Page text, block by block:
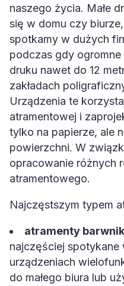
naszego życia. Małe
się w domu czy
spotkamy w dużych
podczas gdy
druku nawet do 12
zakładach
Urządzenia te
atramentowej i
tylko na papierze, ale
powierzchni. W
opracowanie różnych
atramentowego.
Najczęstszym typem
atramenty
najczęściej spotykane
urządzeniach
do małego biura lub